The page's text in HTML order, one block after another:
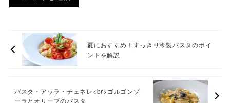
夏におすすめ！すっきり冷製パスタのポイ
ントを解説
パスタ・アッラ・チェネレ<br>ゴルゴンゾ
ーラとオリーブのパスタ